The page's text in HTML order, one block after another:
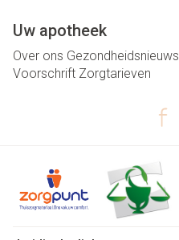
Uw apotheek
Over ons Gezondheidsnieuws
Voorschrift Zorgtarieven